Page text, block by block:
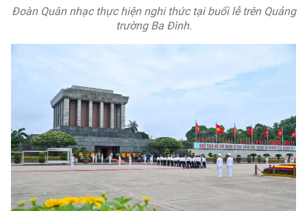
Đoàn Quân nhạc thực hiện nghi thức tại buổi lễ trên Quảng
trường Ba Đình.